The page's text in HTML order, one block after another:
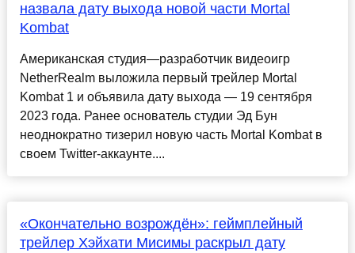
назвала дату выхода новой части Mortal
Kombat
Американская студия—разработчик видеоигр
NetherRealm выложила первый трейлер Mortal
Kombat 1 и объявила дату выхода — 19 сентября
2023 года. Ранее основатель студии Эд Бун
неоднократно тизерил новую часть Mortal Kombat в
своем Twitter-аккаунте....
«Окончательно возрождён»: геймплейный
трейлер Хэйхати Мисимы раскрыл дату